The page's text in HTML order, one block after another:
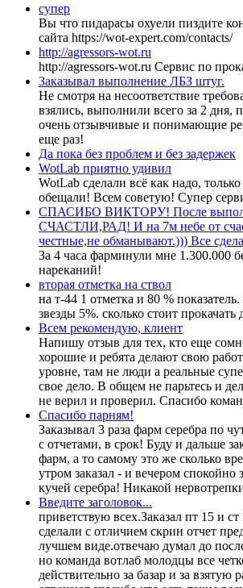
супер
Вы что пидарасы охуели пиздите
сайта https://wot-expert.com/contacts/
http://agressors-wot.ru
http://agressors-wot.ru Cервис по
Заказывал выполнение ЛБЗ штуг.
Не смотря на несоответствие
взялись, выполнили всего за 2 дня,
очень отзывчивые и понимающие
еще раз!
Да пока без проблем и без задержек
WotLab приятно удивил
WotLab сделали всё как надо,
обещали! Всем советую! Супер
СПАСИБО ВИКТОРУ! После
СЧАСТЛИ,РАД! И на 7м небе от
честные,не обманывают.))) Все
За 4 часа фарминули мне 1.300.000
нареканий!
вторая отметка на ствол
на т-44 1 отметка и 80 %
звезды 5%. сколько стоит прокачать
Всем рекомендую, клиент
Напишу отзыв для тех, кто еще
хорошие и ребята делают свою
уровне, там не люди а реальные
свое дело. В общем не парьтесь и
не верил и проверил. Спасибо
Спасибо парням!
Заказывал 3 раза фарм серебра по
с отчетами, в срок! Буду и дальше
фарм, а то самому это же сколько
утром заказал - и вечером спокойно
кучей серебра! Никакой
Введите заголовок...
приветствую всех.Заказал пт 15 и
сделали с отличием скрин отчет
лучшем виде.отвечаю думал до
но команда вотлаб молодцы все
действительно за базар и за взятую